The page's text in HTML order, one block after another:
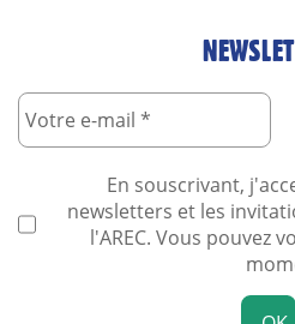
En souscrivant,
newsletters et les
l'AREC. Vous pouvez